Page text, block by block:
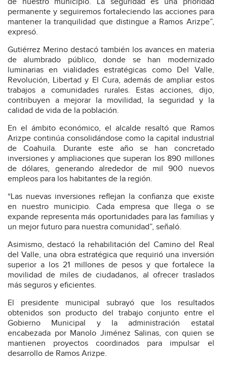
de nuestro municipio. La seguridad es una prioridad
permanente y seguiremos fortaleciendo las acciones para
mantener la tranquilidad que distingue a Ramos Arizpe”,
expresó.
Gutiérrez Merino destacó también los avances en materia
de alumbrado público, donde se han modernizado
luminarias en vialidades estratégicas como Del Valle,
Revolución, Libertad y El Cura, además de ampliar estos
trabajos a comunidades rurales. Estas acciones, dijo,
contribuyen a mejorar la movilidad, la seguridad y la
calidad de vida de la población.
En el ámbito económico, el alcalde resaltó que Ramos
Arizpe continúa consolidándose como la capital industrial
de Coahuila. Durante este año se han concretado
inversiones y ampliaciones que superan los 890 millones
de dólares, generando alrededor de mil 900 nuevos
empleos para los habitantes de la región.
“Las nuevas inversiones reflejan la confianza que existe
en nuestro municipio. Cada empresa que llega o se
expande representa más oportunidades para las familias y
un mejor futuro para nuestra comunidad”, señaló.
Asimismo, destacó la rehabilitación del Camino del Real
del Valle, una obra estratégica que requirió una inversión
superior a los 21 millones de pesos y que fortalece la
movilidad de miles de ciudadanos, al ofrecer traslados
más seguros y eficientes.
El presidente municipal subrayó que los resultados
obtenidos son producto del trabajo conjunto entre el
Gobierno Municipal y la administración estatal
encabezada por Manolo Jiménez Salinas, con quien se
mantienen proyectos coordinados para impulsar el
desarrollo de Ramos Arizpe.